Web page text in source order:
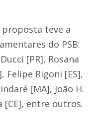
teve a
do PSB:
[PR], Rosana
Felipe Rigoni [ES],
[MA], João H.
[CE], entre outros.